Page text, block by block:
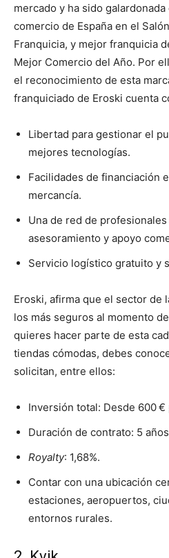
mercado y ha sido
comercio de España en el
Franquicia, y mejor franquicia
Mejor Comercio del Año. Por
el reconocimiento de esta
franquiciado de Eroski cuenta
Libertad para gestionar el
mejores tecnologías.
Facilidades de financiación
mercancía.
Una de red de
asesoramiento y apoyo
Servicio logístico gratuito y
Eroski, afirma que el sector de
los más seguros al momento
quieres hacer parte de esta
tiendas cómodas, debes
solicitan, entre ellos:
Inversión total: Desde 600
Duración de contrato: 5
Royalty: 1,68%.
Contar con una ubicación
estaciones, aeropuertos,
entornos rurales.